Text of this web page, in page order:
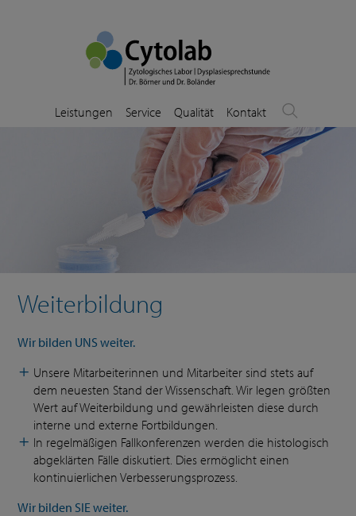
Leistungen Service Qualität Kontakt
Weiterbildung
Wir bilden UNS weiter.
Unsere Mitarbeiterinnen und Mitarbeiter sind stets auf
dem neuesten Stand der Wissenschaft. Wir legen größten
Wert auf Weiterbildung und gewährleisten diese durch
interne und externe Fortbildungen.
In regelmäßigen Fallkonferenzen werden die histologisch
abgeklärten Fälle diskutiert. Dies ermöglicht einen
kontinuierlichen Verbesserungsprozess.
Wir bilden SIE weiter.